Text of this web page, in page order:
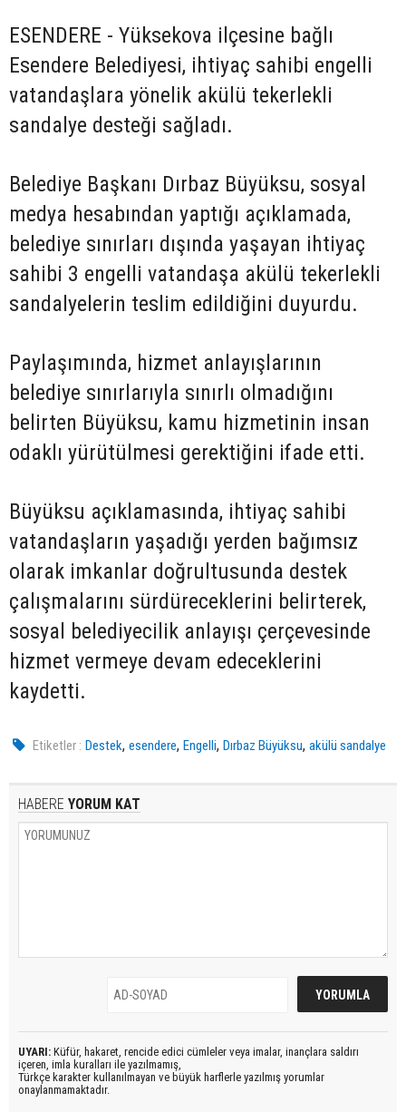
ESENDERE - Yüksekova ilçesine bağlı
Esendere Belediyesi, ihtiyaç sahibi engelli
vatandaşlara yönelik akülü tekerlekli
sandalye desteği sağladı.
Belediye Başkanı Dırbaz Büyüksu, sosyal
medya hesabından yaptığı açıklamada,
belediye sınırları dışında yaşayan ihtiyaç
sahibi 3 engelli vatandaşa akülü tekerlekli
sandalyelerin teslim edildiğini duyurdu.
Paylaşımında, hizmet anlayışlarının
belediye sınırlarıyla sınırlı olmadığını
belirten Büyüksu, kamu hizmetinin insan
odaklı yürütülmesi gerektiğini ifade etti.
Büyüksu açıklamasında, ihtiyaç sahibi
vatandaşların yaşadığı yerden bağımsız
olarak imkanlar doğrultusunda destek
çalışmalarını sürdüreceklerini belirterek,
sosyal belediyecilik anlayışı çerçevesinde
hizmet vermeye devam edeceklerini
kaydetti.
Etiketler : Destek,esendere,Engelli,Dırbaz Büyüksu,akülü sandalye
HABERE YORUM KAT
UYARI: Küfür, hakaret, rencide edici cümleler veya imalar, inançlara saldırı
içeren, imla kuralları ile yazılmamış,
Türkçe karakter kullanılmayan ve büyük harflerle yazılmış yorumlar
onaylanmamaktadır.